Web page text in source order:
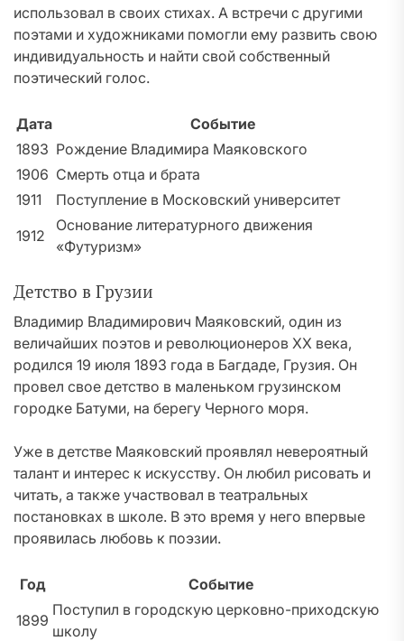
использовал в своих стихах. А встречи с другими
поэтами и художниками помогли ему развить свою
индивидуальность и найти свой собственный
поэтический голос.
Дата
Событие
1893 Рождение Владимира Маяковского
1906 Смерть отца и брата
1911
Поступление в Московский университет
1912
Основание литературного движения
«Футуризм»
Детство в Грузии
Владимир Владимирович Маяковский, один из
величайших поэтов и революционеров XX века,
родился 19 июля 1893 года в Багдаде, Грузия. Он
провел свое детство в маленьком грузинском
городке Батуми, на берегу Черного моря.
Уже в детстве Маяковский проявлял невероятный
талант и интерес к искусству. Он любил рисовать и
читать, а также участвовал в театральных
постановках в школе. В это время у него впервые
проявилась любовь к поэзии.
Год
Событие
1899
Поступил в городскую церковно-приходскую
школу